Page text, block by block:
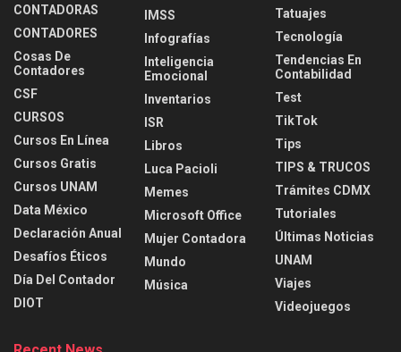
CONTADORAS
CONTADORES
Cosas De
Contadores
CSF
CURSOS
Cursos En Línea
Cursos Gratis
Cursos UNAM
Data México
Declaración Anual
Desafíos Éticos
Día Del Contador
DIOT
IMSS
Infografías
Inteligencia
Emocional
Inventarios
ISR
Libros
Luca Pacioli
Memes
Microsoft Office
Mujer Contadora
Mundo
Música
Tatuajes
Tecnología
Tendencias En
Contabilidad
Test
TikTok
Tips
TIPS & TRUCOS
Trámites CDMX
Tutoriales
Últimas Noticias
UNAM
Viajes
Videojuegos